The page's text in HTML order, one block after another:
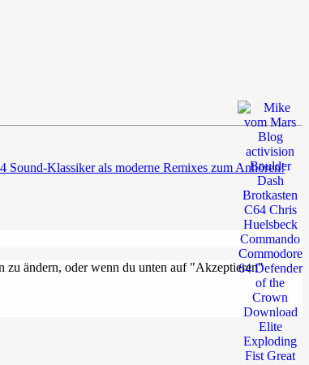
Sound-Klassiker als moderne Remixes zum Anhören!
zu ändern, oder wenn du unten auf "Akzeptieren"